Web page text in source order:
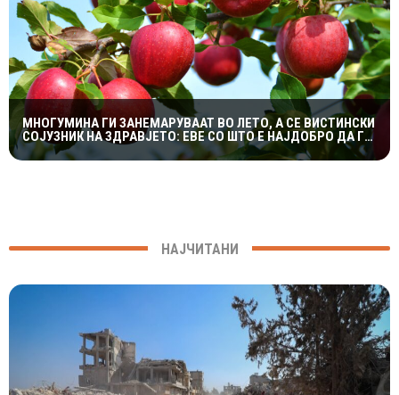
МНОГУМИНА ГИ ЗАНЕМАРУВААТ ВО ЛЕТО, А СЕ ВИСТИНСКИ
СОЈУЗНИК НА ЗДРАВЈЕТО: ЕВЕ СО ШТО Е НАЈДОБРО ДА ГИ
КОМБИНИРАТЕ ЈАБОЛКАТА
НАЈЧИТАНИ